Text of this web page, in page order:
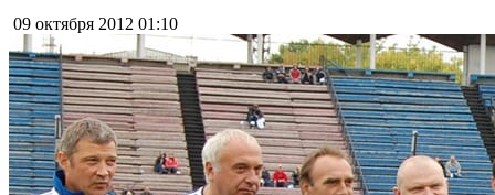
09 октября 2012 01:10